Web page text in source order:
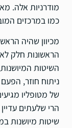
מודרניות אלה.
כמו במרכזים
מכיוון שהיה
הראשונות חלק
השיטות
ניתוח חוזר,
של מטופליו
הרי שלעתים
שיטות מיושנות